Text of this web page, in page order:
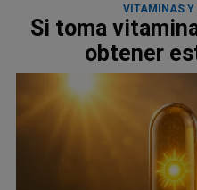
VITAMINAS Y
Si toma
obtener